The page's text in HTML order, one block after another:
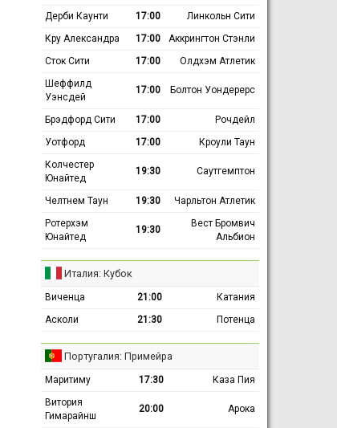
Дерби Каунти
17:00
Линкольн Сити
Кру Александра
17:00
Аккрингтон Стэнли
Сток Сити
17:00
Олдхэм Атлетик
Шеффилд
Уэнсдей
17:00 Болтон Уондерерс
Брэдфорд Сити 17:00
Рочдейл
Уотфорд
17:00
Кроули Таун
Колчестер
Юнайтед
19:30 Саутгемптон
Челтнем Таун 19:30
Чарльтон Атлетик
Ротерхэм
Юнайтед
19:30
Вест Бромвич
Альбион
Италия: Кубок
Виченца 21:00
Катания
Асколи
21:30 Потенца
Португалия: Примейра
Маритиму 17:30
Каза Пия
Витория
Гимарайнш
20:00 Арока